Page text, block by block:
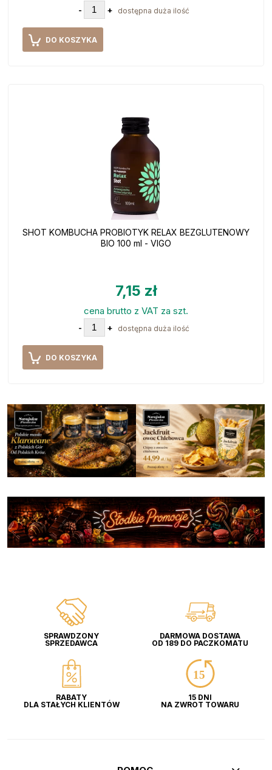
- + dostępna duża ilość
DO KOSZYKA
SHOT KOMBUCHA PROBIOTYK RELAX BEZGLUTENOWY
BIO 100 ml - VIGO
7,15 zł
cena brutto z VAT za szt.
- + dostępna duża ilość
DO KOSZYKA
SPRAWDZONY
SPRZEDAWCA
DARMOWA DOSTAWA
OD 189 DO PACZKOMATU
RABATY
DLA STAŁYCH KLIENTÓW
15 DNI
NA ZWROT TOWARU